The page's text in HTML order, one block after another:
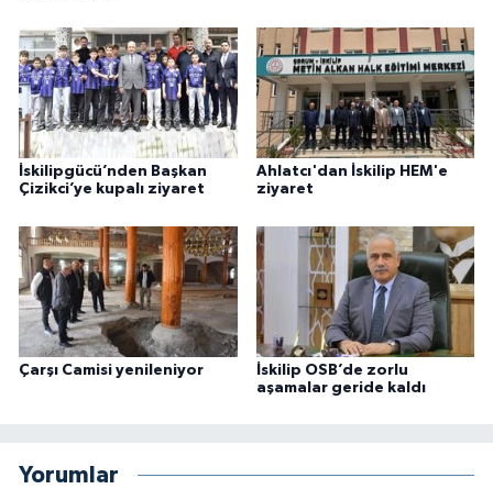
İskilipgücü’nden Başkan
Çizikci’ye kupalı ziyaret
Ahlatcı'dan İskilip HEM'e
ziyaret
Çarşı Camisi yenileniyor
İskilip OSB’de zorlu
aşamalar geride kaldı
Yorumlar